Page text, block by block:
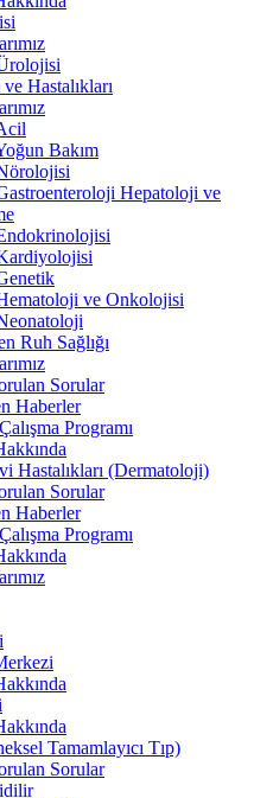
Hastalıkları
Bakım
Hepatoloji ve
ve Onkolojisi
Ruh Sağlığı
Sorular
Haberler
Programı
Hastalıkları (Dermatoloji)
Sorular
Haberler
Programı
Tamamlayıcı Tıp)
Sorular